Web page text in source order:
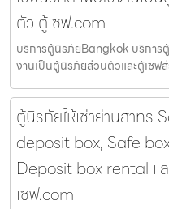
ตัว ตู้เซฟ.com
บริการตู้นิรภัยBangkok บริการตู้
งานเป็นตู้นิรภัยส่วนตัวและตู้เซฟ
ตู้นิรภัยให้เช่าย่านสาท
deposit box, Safe
Deposit box rental แ
เซฟ.com